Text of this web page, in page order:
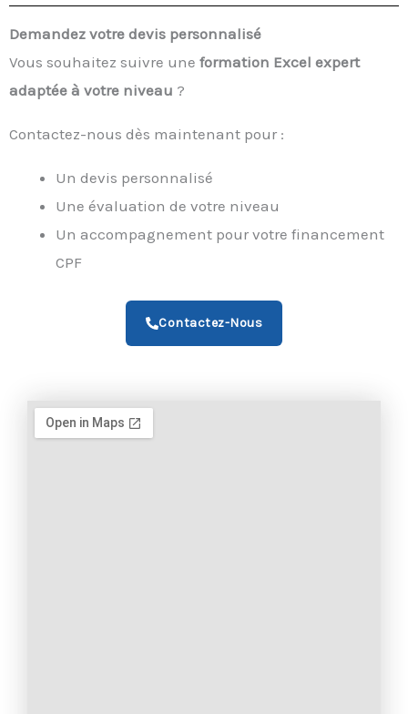
Demandez votre devis personnalisé
Vous souhaitez suivre une formation Excel expert
adaptée à votre niveau ?
Contactez-nous dès maintenant pour :
Un devis personnalisé
Une évaluation de votre niveau
Un accompagnement pour votre financement
CPF
Contactez-Nous